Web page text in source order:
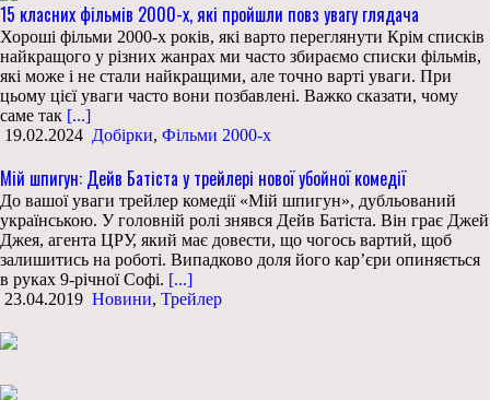
15 класних фільмів 2000-х, які пройшли повз увагу глядача
Хороші фільми 2000-х років, які варто переглянути Крім списків
найкращого у різних жанрах ми часто збираємо списки фільмів,
які може і не стали найкращими, але точно варті уваги. При
цьому цієї уваги часто вони позбавлені. Важко сказати, чому
саме так [...]
19.02.2024 Добірки, Фільми 2000-х
Мій шпигун: Дейв Батіста у трейлері нової убойної комедії
До вашої уваги трейлер комедії «Мій шпигун», дубльований
українською. У головній ролі знявся Дейв Батіста. Він грає Джей
Джея, агента ЦРУ, який має довести, що чогось вартий, щоб
залишитись на роботі. Випадково доля його кар’єри опиняється
в руках 9-річної Софі. [...]
23.04.2019 Новини, Трейлер